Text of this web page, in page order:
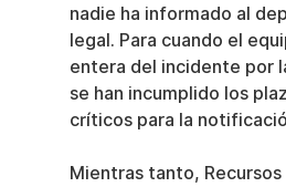
nadie ha informado al
legal. Para cuando el
entera del incidente por
se han incumplido los
críticos para la
Mientras tanto, Recursos